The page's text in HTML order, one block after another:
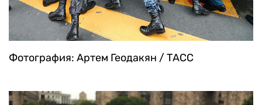
Фотография: Артем Геодакян / ТАСС